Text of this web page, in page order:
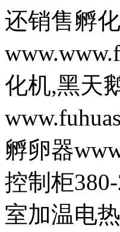
还销售孵
化机,黑天
孵卵器
控制柜
室加温电